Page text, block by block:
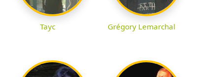
Tayc Grégory Lemarchal